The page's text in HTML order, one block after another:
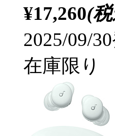
¥17,260(
2025/09/
在庫限り